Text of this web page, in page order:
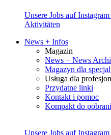
Unsere Jobs auf Instagram
Aktivitäten
News + Infos
Magazin
News + News
Magazyn dla
Usługa dla
Przydatne linki
Kontakt i pomoc
Kompakt do
Unsere Jobs auf Instagram